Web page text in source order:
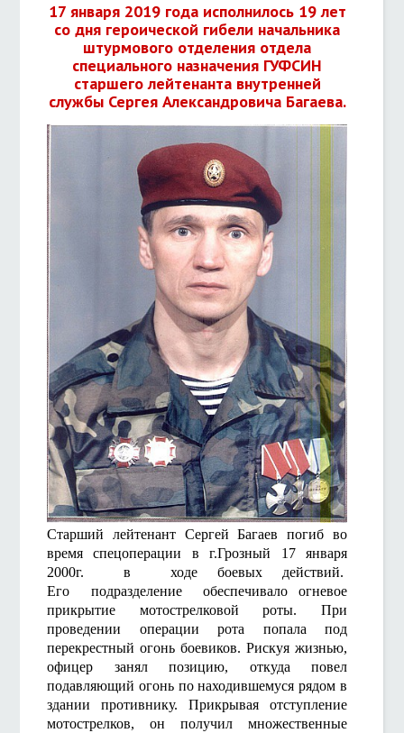
17 января 2019 года исполнилось 19 лет
со дня героической гибели начальника
штурмового отделения отдела
специального назначения ГУФСИН
старшего лейтенанта внутренней
службы Сергея Александровича Багаева.
Старший лейтенант Сергей Багаев погиб во
время спецоперации в г.Грозный 17 января
2000г. в ходе боевых действий.
Его подразделение обеспечивало огневое
прикрытие мотострелковой роты. При
проведении операции рота попала под
перекрестный огонь боевиков. Рискуя жизнью,
офицер занял позицию, откуда повел
подавляющий огонь по находившемуся рядом в
здании противнику. Прикрывая отступление
мотострелков, он получил множественные